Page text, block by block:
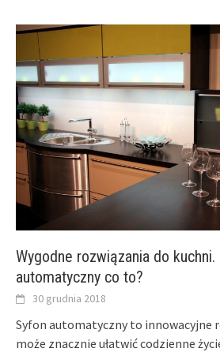
Wygodne rozwiązania do kuchni.
automatyczny co to?
30 grudnia 2018
Syfon automatyczny to innowacyjne
może znacznie ułatwić codzienne